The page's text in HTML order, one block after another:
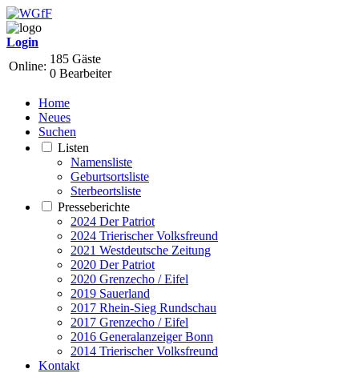
Login
Online:
185 Gäste
0 Bearbeiter
Home
Neues
Suchen
Listen
Namensliste
Geburtsortsliste
Sterbeortsliste
Presseberichte
2024 Der Patriot
2024 Trierischer Volksfreund
2021 Westdeutsche Zeitung
2020 Der Patriot
2020 Grenzecho / Eifel
2019 Sauerland
2017 Rhein-Sieg Rundschau
2017 Grenzecho / Eifel
2016 Generalanzeiger Bonn
2014 Trierischer Volksfreund
Kontakt